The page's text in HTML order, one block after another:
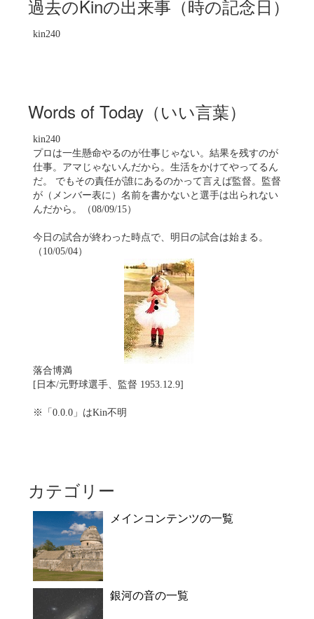
過去のKinの出来事（時の記念日）
kin240
Words of Today（いい言葉）
kin240
プロは一生懸命やるのが仕事じゃない。結果を残すのが
仕事。アマじゃないんだから。生活をかけてやってるん
だ。 でもその責任が誰にあるのかって言えば監督。監督
が（メンバー表に）名前を書かないと選手は出られない
んだから。（08/09/15）
今日の試合が終わった時点で、明日の試合は始まる。
（10/05/04）
落合博満
[日本/元野球選手、監督 1953.12.9]
※「0.0.0」はKin不明
カテゴリー
メインコンテンツの一覧
銀河の音の一覧